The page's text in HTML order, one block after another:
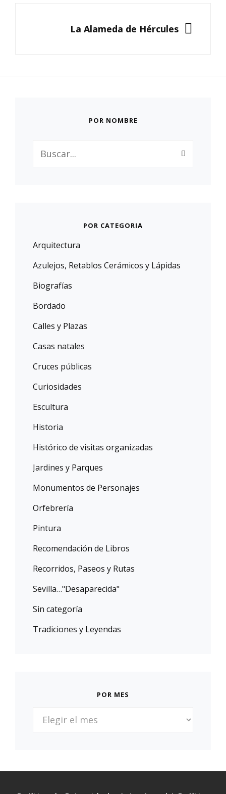
SIGUIENTELa Alameda de Hércules
POR NOMBRE
POR CATEGORIA
Arquitectura
Azulejos, Retablos Cerámicos y Lápidas
Biografías
Bordado
Calles y Plazas
Casas natales
Cruces públicas
Curiosidades
Escultura
Historia
Histórico de visitas organizadas
Jardines y Parques
Monumentos de Personajes
Orfebrería
Pintura
Recomendación de Libros
Recorridos, Paseos y Rutas
Sevilla…"Desaparecida"
Sin categoría
Tradiciones y Leyendas
POR MES